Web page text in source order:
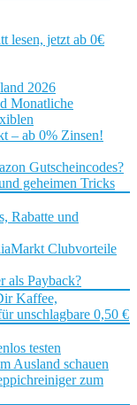
lesen, jetzt ab 0€
2026
Monatliche
– ab 0% Zinsen!
Gutscheincodes?
geheimen Tricks
Rabatte und
Clubvorteile
als Payback?
Kaffee,
unschlagbare 0,50 €
testen
Ausland schauen
zum